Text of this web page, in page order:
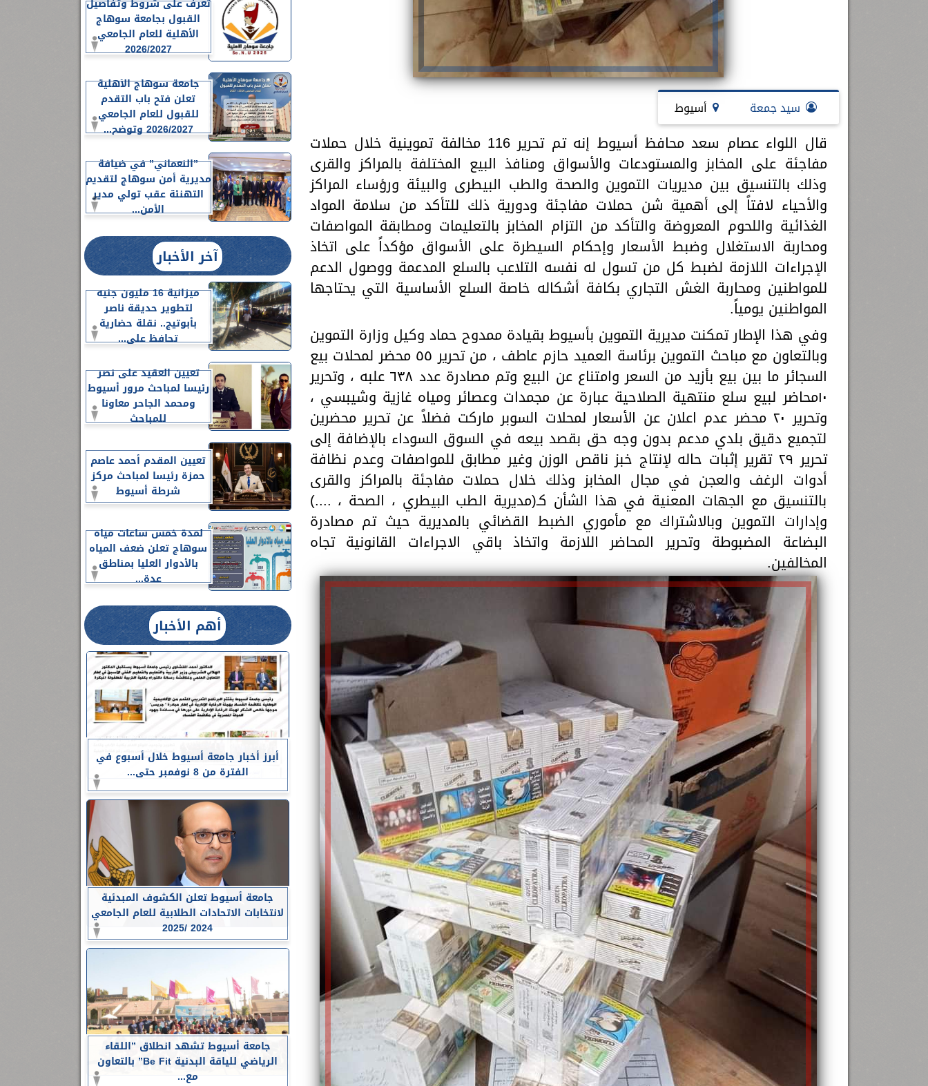
سيد جمعة أسيوط
قال اللواء عصام سعد محافظ أسيوط إنه تم تحرير 116 مخالفة تموينية خلال حملات
مفاجئة على المخابز والمستودعات والأسواق ومنافذ البيع المختلفة بالمراكز والقرى
وذلك بالتنسيق بين مديريات التموين والصحة والطب البيطرى والبيئة ورؤساء المراكز
والأحياء لافتاً إلى أهمية شن حملات مفاجئة ودورية ذلك للتأكد من سلامة المواد
الغذائية واللحوم المعروضة والتأكد من التزام المخابز بالتعليمات ومطابقة المواصفات
ومحاربة الاستغلال وضبط الأسعار وإحكام السيطرة على الأسواق مؤكداً على اتخاذ
الإجراءات اللازمة لضبط كل من تسول له نفسه التلاعب بالسلع المدعمة ووصول الدعم
للمواطنين ومحاربة الغش التجاري بكافة أشكاله خاصة السلع الأساسية التي يحتاجها
المواطنين يومياً.
وفي هذا الإطار تمكنت مديرية التموين بأسيوط بقيادة ممدوح حماد وكيل وزارة التموين
وبالتعاون مع مباحث التموين برئاسة العميد حازم عاطف ، من تحرير ٥٥ محضر لمحلات بيع
السجائر ما بين بيع بأزيد من السعر وامتناع عن البيع وتم مصادرة عدد ٦٣٨ علبه ، وتحرير
١٠محاضر لبيع سلع منتهية الصلاحية عبارة عن مجمدات وعصائر ومياه غازية وشيبسي ،
وتحرير ٢٠ محضر عدم اعلان عن الأسعار لمحلات السوبر ماركت فضلاً عن تحرير محضرين
لتجميع دقيق بلدي مدعم بدون وجه حق بقصد بيعه في السوق السوداء بالإضافة إلى
تحرير ٢٩ تقرير إثبات حاله لإنتاج خبز ناقص الوزن وغير مطابق للمواصفات وعدم نظافة
أدوات الرغف والعجن في مجال المخابز وذلك خلال حملات مفاجئة بالمراكز والقرى
بالتنسيق مع الجهات المعنية في هذا الشأن كـ(مديرية الطب البيطري ، الصحة ، ....)
وإدارات التموين وبالاشتراك مع مأموري الضبط القضائي بالمديرية حيث تم مصادرة
البضاعة المضبوطة وتحرير المحاضر اللازمة واتخاذ باقي الاجراءات القانونية تجاه
المخالفين.
تعرف على شروط وتفاصيل
القبول بجامعة سوهاج
الأهلية للعام الجامعي
2026/2027
جامعة سوهاج الأهلية
تعلن فتح باب التقدم
للقبول للعام الجامعي
2026/2027 وتوضح...
”النعماني” في ضيافة
مديرية أمن سوهاج لتقديم
التهنئة عقب تولي مدير
الأمن...
آخر الأخبار
ميزانية 16 مليون جنيه
لتطوير حديقة ناصر
بأبوتيج.. نقلة حضارية
تحافظ على...
تعيين العقيد على نصر
رئيسا لمباحث مرور أسيوط
ومحمد الجاحر معاونا
للمباحث
تعيين المقدم أحمد عاصم
حمزة رئيسا لمباحث مركز
شرطة أسيوط
لمدة خمس ساعات مياه
سوهاج تعلن ضعف المياه
بالأدوار العليا بمناطق
عدة...
أهم الأخبار
أبرز أخبار جامعة أسيوط خلال أسبوع في
الفترة من 8 نوفمبر حتى...
جامعة أسيوط تعلن الكشوف المبدئية
لانتخابات الاتحادات الطلابية للعام الجامعي
2024 /2025
جامعة أسيوط تشهد انطلاق ”اللقاء
الرياضي للياقة البدنية Be Fit” بالتعاون
مع...